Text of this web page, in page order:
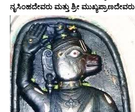
ನೃಸಿಂಹದೇವರು ಮತ್ತು ಶ್ರೀ ಮುಖ್ಯಪ್ರಾಣದೇವರು